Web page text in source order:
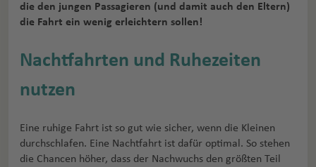
die den jungen Passagieren (und damit auch den Eltern)
die Fahrt ein wenig erleichtern sollen!
Nachtfahrten und Ruhezeiten
nutzen
Eine ruhige Fahrt ist so gut wie sicher, wenn die Kleinen
durchschlafen. Eine Nachtfahrt ist dafür optimal. So stehen
die Chancen höher, dass der Nachwuchs den größten Teil